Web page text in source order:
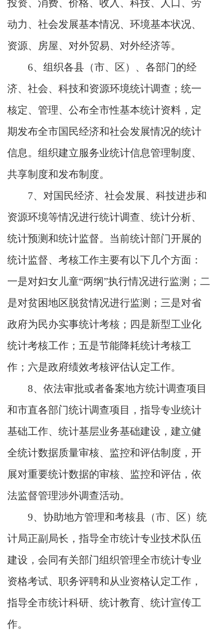
投资、消费、价格、收入、科技、人口、劳
动力、社会发展基本情况、环境基本状况、
资源、房屋、对外贸易、对外经济等。
6、组织各县（市、区）、各部门的经
济、社会、科技和资源环境统计调查；统一
核定、管理、公布全市性基本统计资料，定
期发布全市国民经济和社会发展情况的统计
信息。组织建立服务业统计信息管理制度、
共享制度和发布制度。
7、对国民经济、社会发展、科技进步和
资源环境等情况进行统计调查、统计分析、
统计预测和统计监督。当前统计部门开展的
统计监督、考核工作主要有以下几个方面：
一是对妇女儿童“两纲”执行情况进行监测；二
是对贫困地区脱贫情况进行监测；三是对省
政府为民办实事统计考核；四是新型工业化
统计考核工作；五是节能降耗统计考核工
作；六是政府绩效考核评估认定工作。
8、依法审批或者备案地方统计调查项目
和市直各部门统计调查项目，指导专业统计
基础工作、统计基层业务基础建设，建立健
全统计数据质量审核、监控和评估制度，开
展对重要统计数据的审核、监控和评估，依
法监督管理涉外调查活动。
9、协助地方管理和考核县（市、区）统
计局正副局长，指导全市统计专业技术队伍
建设，会同有关部门组织管理全市统计专业
资格考试、职务评聘和从业资格认定工作，
指导全市统计科研、统计教育、统计宣传工
作。